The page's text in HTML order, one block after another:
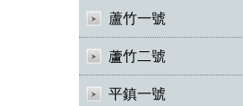
蘆竹一號
蘆竹二號
平鎮一號